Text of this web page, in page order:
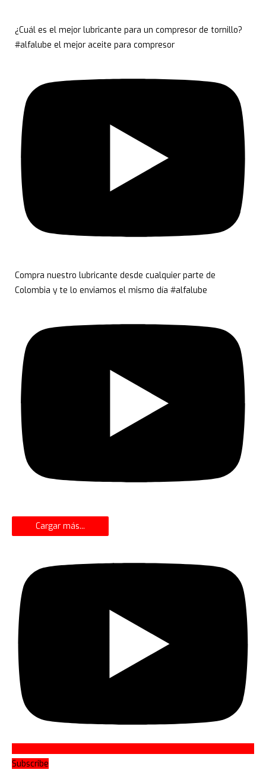
¿Cuál es el mejor lubricante para un compresor de tornillo?
#alfalube el mejor aceite para compresor
Compra nuestro lubricante desde cualquier parte de
Colombia y te lo enviamos el mismo día #alfalube
Cargar más...
Subscribe